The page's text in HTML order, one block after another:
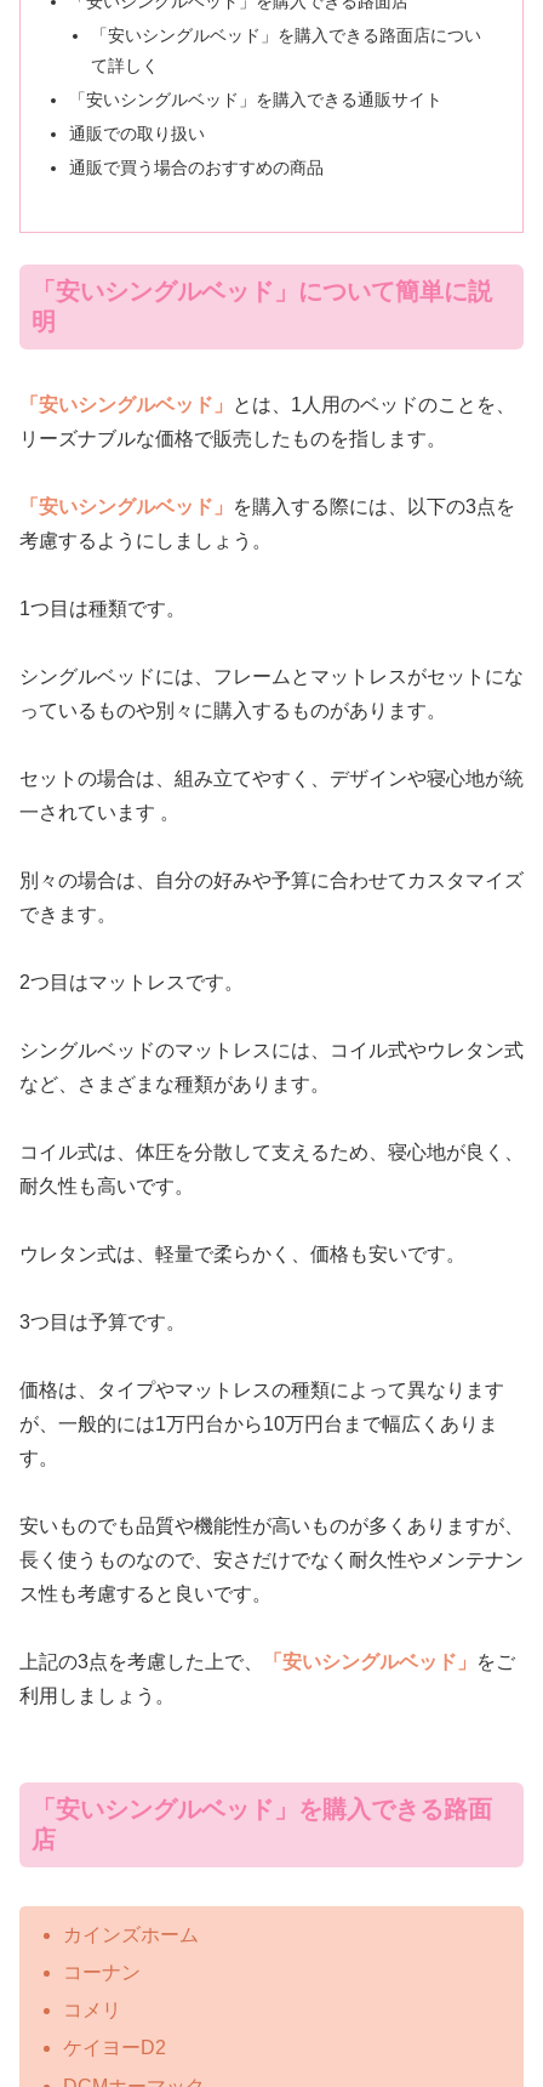
「安いシングルベッド」を購入できる路面店につい
て詳しく
「安いシングルベッド」を購入できる通販サイト
通販での取り扱い
通販で買う場合のおすすめの商品
「安いシングルベッド」について簡単に説
明
「安いシングルベッド」
とは、1人用のベッドのことを、
リーズナブルな価格で販売したものを指します。
「安いシングルベッド」
を購入する際には、以下の3点を
考慮するようにしましょう。
1つ目は種類です。
シングルベッドには、フレームとマットレスがセットにな
っているものや別々に購入するものがあります。
セットの場合は、組み立てやすく、デザインや寝心地が統
一されています 。
別々の場合は、自分の好みや予算に合わせてカスタマイズ
できます。
2つ目はマットレスです。
シングルベッドのマットレスには、コイル式やウレタン式
など、さまざまな種類があります。
コイル式は、体圧を分散して支えるため、寝心地が良く、
耐久性も高いです。
ウレタン式は、軽量で柔らかく、価格も安いです。
3つ目は予算です。
価格は、タイプやマットレスの種類によって異なります
が、一般的には1万円台から10万円台まで幅広くありま
す。
安いものでも品質や機能性が高いものが多くありますが、
長く使うものなので、安さだけでなく耐久性やメンテナン
ス性も考慮すると良いです。
上記の3点を考慮した上で、 「安いシングルベッド」
をご
利用しましょう。
「安いシングルベッド」を購入できる路面
店
カインズホーム
コーナン
コメリ
ケイヨーD2